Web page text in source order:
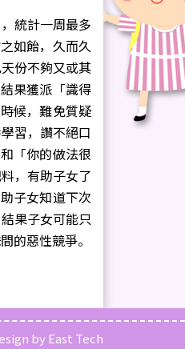
統計一周最多
如飴，久而久
份不夠又或其
果獲派「識得
候，難免質疑
習，讚不絕口
「你的做法很
，有助子女了
子女知道下次
果子女可能只
的惡性競爭。
byEast Tech